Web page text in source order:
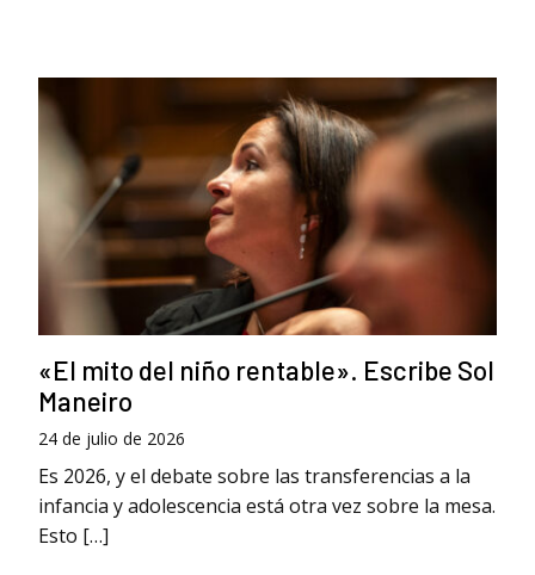
«El mito del niño rentable». Escribe Sol
Maneiro
24 de julio de 2026
Es 2026, y el debate sobre las transferencias a la
infancia y adolescencia está otra vez sobre la mesa.
Esto […]